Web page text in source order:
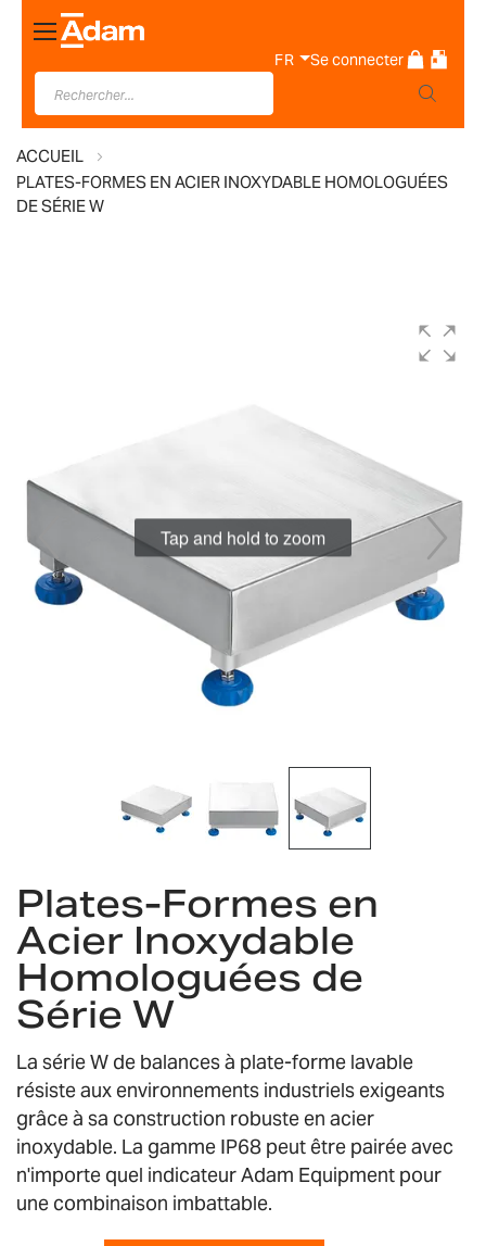
Basculer
la
navigation
FR Se connecter
ACCUEIL
PLATES-FORMES EN ACIER INOXYDABLE HOMOLOGUÉES
DE SÉRIE W
gallery
Tap and hold to zoom
to
the
beginning
of
the
images
gallery
Plates-Formes en
Acier Inoxydable
Homologuées de
Série W
La série W de balances à plate-forme lavable
résiste aux environnements industriels exigeants
grâce à sa construction robuste en acier
inoxydable. La gamme IP68 peut être pairée avec
n'importe quel indicateur Adam Equipment pour
une combinaison imbattable.